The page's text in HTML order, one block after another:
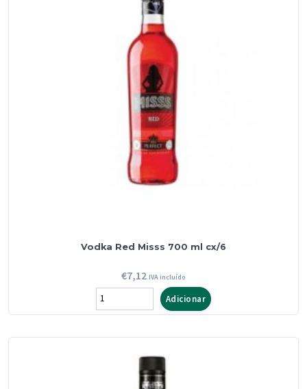
Vodka Red Misss 700 ml cx/6
€7,12 IVA incluído
Quantidade
de
Adicionar